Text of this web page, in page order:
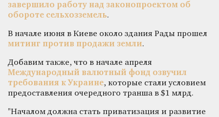
завершило работу над законопроектом об
обороте сельхозземель.
В начале июня в Киеве около здания Рады прошел
митинг против продажи земли.
Добавим также, что в начале апреля
Международный валютный фонд озвучил
требования к Украине, которые стали условием
предоставления очередного транша в $1 млрд.
"Началом должна стать приватизация и развитие